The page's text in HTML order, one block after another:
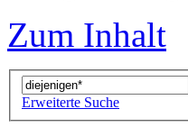
Zum Inhalt
Erweiterte Suche